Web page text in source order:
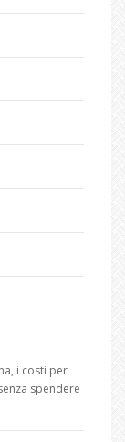
i costi per
spendere